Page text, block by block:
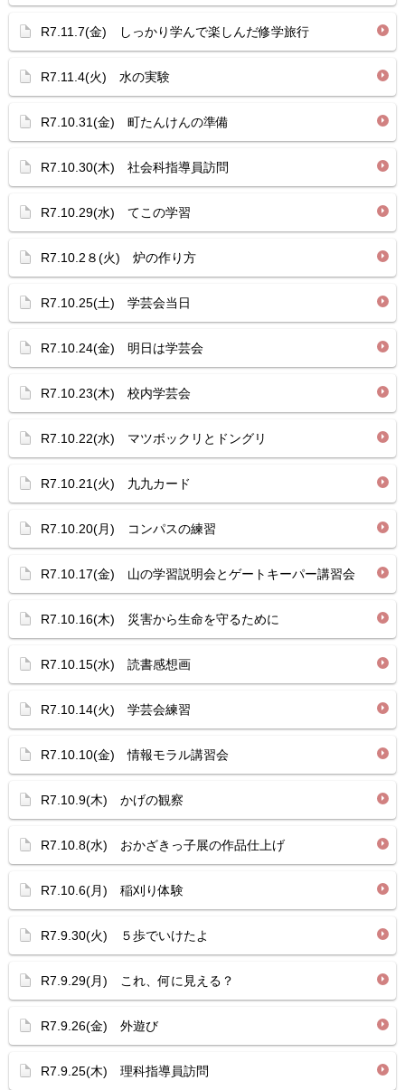
R7.11.7(金) しっかり学んで楽しんだ修学旅行
R7.11.4(火) 水の実験
R7.10.31(金) 町たんけんの準備
R7.10.30(木) 社会科指導員訪問
R7.10.29(水) てこの学習
R7.10.2８(火) 炉の作り方
R7.10.25(土) 学芸会当日
R7.10.24(金) 明日は学芸会
R7.10.23(木) 校内学芸会
R7.10.22(水) マツボックリとドングリ
R7.10.21(火) 九九カード
R7.10.20(月) コンパスの練習
R7.10.17(金) 山の学習説明会とゲートキーパー講習会
R7.10.16(木) 災害から生命を守るために
R7.10.15(水) 読書感想画
R7.10.14(火) 学芸会練習
R7.10.10(金) 情報モラル講習会
R7.10.9(木) かげの観察
R7.10.8(水) おかざきっ子展の作品仕上げ
R7.10.6(月) 稲刈り体験
R7.9.30(火) ５歩でいけたよ
R7.9.29(月) これ、何に見える？
R7.9.26(金) 外遊び
R7.9.25(木) 理科指導員訪問